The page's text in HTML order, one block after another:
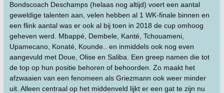
Bondscoach Deschamps (helaas nog altijd) voert een aantal
geweldige talenten aan, velen hebben al 1 WK-finale binnen en
een flink aantal was er ook al bij toen in 2018 de cup omhoog
geheven werd. Mbappé, Dembele, Kanté, Tchouameni,
Upamecano, Konaté, Kounde.. en inmiddels ook nog even
aangevuld met Doue, Olise en Saliba. Een greep namen die tot
de top op hun positie behoren of behoorden. Zo maakt het
afzwaaien van een fenomeen als Griezmann ook weer minder
uit. Alleen centraal op het middenveld lijkt er een gat te zijn nu